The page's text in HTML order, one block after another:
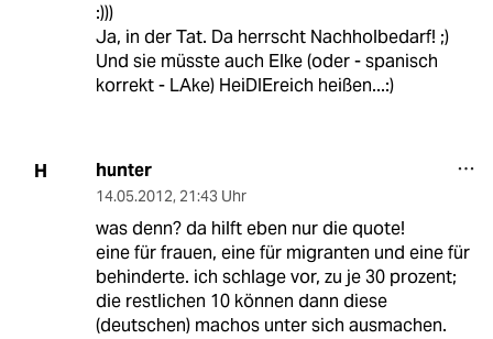
:)))
Ja, in der Tat. Da herrscht Nachholbedarf! ;)
Und sie müsste auch Elke (oder - spanisch
korrekt - LAke) HeiDIEreich heißen...:)
H hunter
14.05.2012, 21:43 Uhr
was denn? da hilft eben nur die quote!
eine für frauen, eine für migranten und eine für
behinderte. ich schlage vor, zu je 30 prozent;
die restlichen 10 können dann diese
(deutschen) machos unter sich ausmachen.